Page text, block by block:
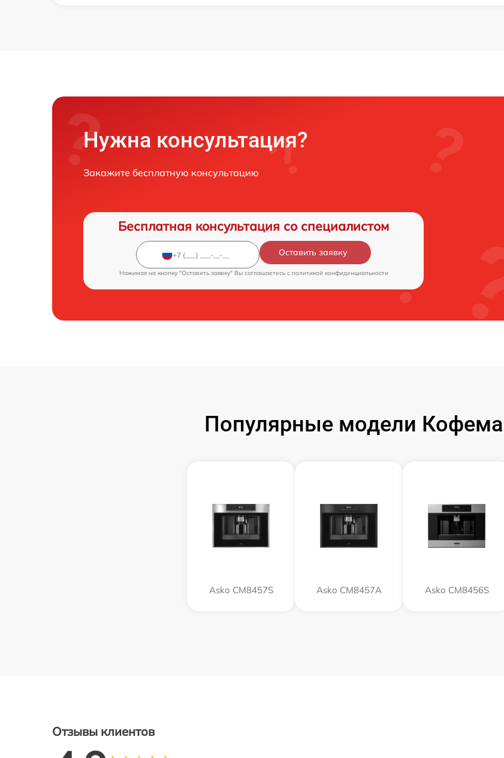
Нужна консультация?
Закажите бесплатную консультацию
Бесплатная консультация со специалистом
Оставить заявку
Нажимая на кнопку "Оставить заявку" Вы соглашаетесь c политикой конфиденциальности
Популярные модели
Asko CM8457S Asko CM8457A Asko CM8456S
Отзывы клиентов